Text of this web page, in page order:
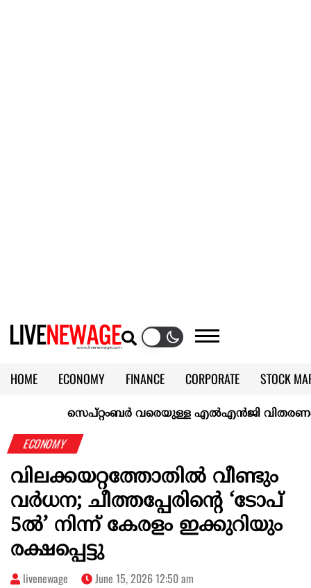
HOME ECONOMY FINANCE CORPORATE
STOCK
KERALA @70
സെപ്റ്റംബർ വരെയുള്ള എൽഎൻജി വിതരണം
ECONOMY
വിലക്കയറ്റത്തോതിൽ വീണ്ടും
വർധന; ചീത്തപ്പേരിന്റെ ‘ടോപ്
5ൽ’ നിന്ന് കേരളം ഇക്കുറിയും
രക്ഷപ്പെട്ടു
livenewage June 15, 2026 12:50 am